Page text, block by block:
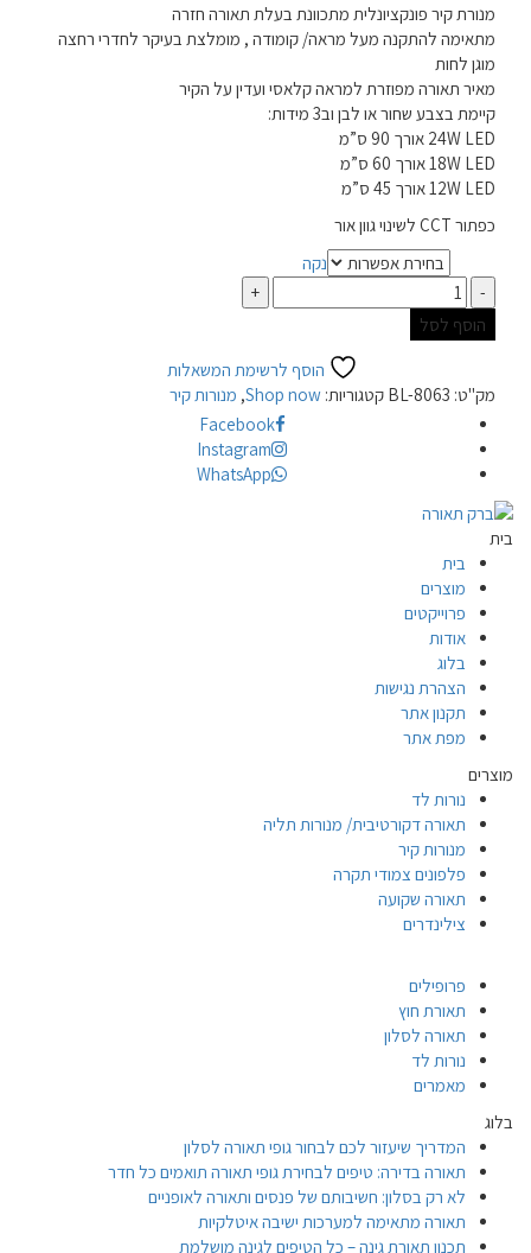
מנורת קיר פונקציונלית מתכוונת בעלת תאורה חזרה
מתאימה להתקנה מעל מראה/ קומודה , מומלצת בעיקר לחדרי רחצה
מוגן לחות
מאיר תאורה מפוזרת למראה קלאסי ועדין על הקיר
קיימת בצבע שחור או לבן וב3 מידות:
24W LED אורך 90 ס”מ
18W LED אורך 60 ס”מ
12W LED אורך 45 ס”מ
כפתור CCT לשינוי גוון אור
נקה
כמות
הוסף לסל
הוסף לרשימת המשאלות
מק"ט: BL-8063 קטגוריות: Shop now
, מנורות קיר
Facebook
Instagram
WhatsApp
בית
בית
מוצרים
פרוייקטים
אודות
בלוג
הצהרת נגישות
תקנון אתר
מפת אתר
מוצרים
נורות לד
תאורה דקורטיבית/ מנורות תליה
מנורות קיר
פלפונים צמודי תקרה
תאורה שקועה
צילינדרים
פרופילים
תאורת חוץ
תאורה לסלון
נורות לד
מאמרים
בלוג
המדריך שיעזור לכם לבחור גופי תאורה לסלון
תאורה בדירה: טיפים לבחירת גופי תאורה תואמים כל חדר
לא רק בסלון: חשיבותם של פנסים ותאורה לאופניים
תאורה מתאימה למערכות ישיבה איטלקיות
תכנון תאורת גינה – כל הטיפים לגינה מושלמת